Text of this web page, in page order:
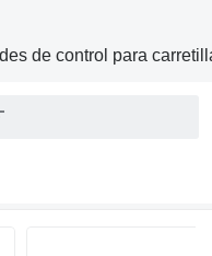
de control para